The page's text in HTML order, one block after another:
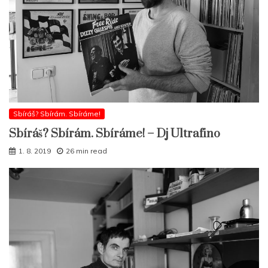
Sbíráš? Sbírám. Sbíráme!
Sbíráš? Sbírám. Sbíráme! – Dj Ultrafino
1. 8. 2019 26 min read